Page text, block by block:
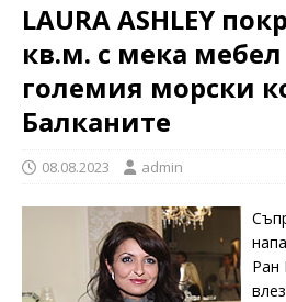
LAURA ASHLEY
кв.м. с мека
големия морски
Балканите
08.08.2023 admin
Ран